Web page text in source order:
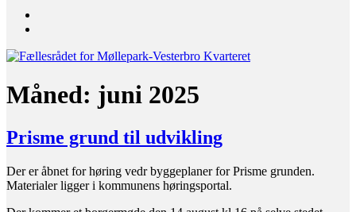
Møllepark-
Kvarterets
fremtid
Måned: juni 2025
Prisme grund til udvikling
Der er åbnet for høring vedr byggeplaner for Prisme grunden.
Materialer ligger i kommunens høringsportal.